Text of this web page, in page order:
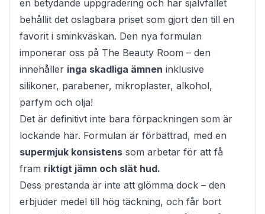
en betydande uppgradering och har självfallet
behållit det oslagbara priset som gjort den till en
favorit i sminkväskan. Den nya formulan
imponerar oss på The Beauty Room – den
innehåller inga skadliga ämnen inklusive
silikoner, parabener, mikroplaster, alkohol,
parfym och olja!
Det är definitivt inte bara förpackningen som är
lockande här. Formulan är förbättrad, med en
supermjuk konsistens som arbetar för att få
fram riktigt jämn och slät hud.
Dess prestanda är inte att glömma dock – den
erbjuder medel till hög täckning, och får bort